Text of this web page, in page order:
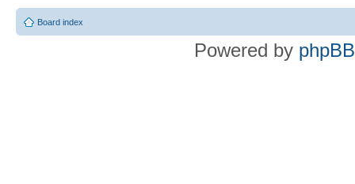
Board index
Powered by phpBB